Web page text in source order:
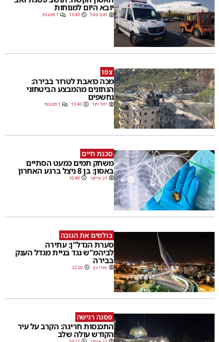
יובא היום למנוחות
חנוך פוגל 13:49 1 תגובות
צפו
מכה כואבת לטרור בבירה:
הנתונים מהמבצע הביטחוני
נחשפים
יוסי וינר 13:40 1 תגובות
סכנת חיים
משחק תמים כמעט הסתיים
באסון: בן 8 ניצל ברגע האחרון
דב אייזנר 10:49
בולמים את הגובה
סערת הנדל"ן: עתירה
לביהמ"ש נגד בניית מגדל הענק
בבירה
אורי כץ 22:20
פסגה רגישה
התכנסות חריגה: הקרב על עיר
הקודש עולה שלב